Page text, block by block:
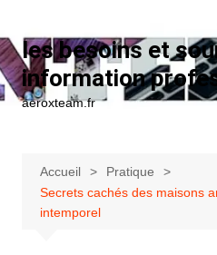
les besoins et
information
aeroxteam.fr
Accueil
Pratique
Secrets cachés des maisons
intemporel